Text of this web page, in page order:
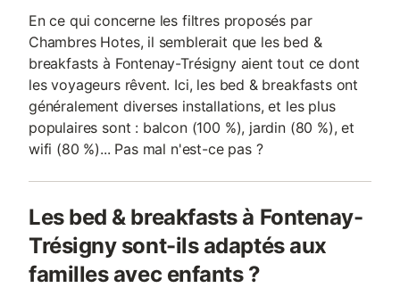
En ce qui concerne les filtres proposés par
Chambres Hotes, il semblerait que les bed &
breakfasts à Fontenay-Trésigny aient tout ce dont
les voyageurs rêvent. Ici, les bed & breakfasts ont
généralement diverses installations, et les plus
populaires sont : balcon (100 %), jardin (80 %), et
wifi (80 %)... Pas mal n'est-ce pas ?
Les bed & breakfasts à Fontenay-
Trésigny sont-ils adaptés aux
familles avec enfants ?